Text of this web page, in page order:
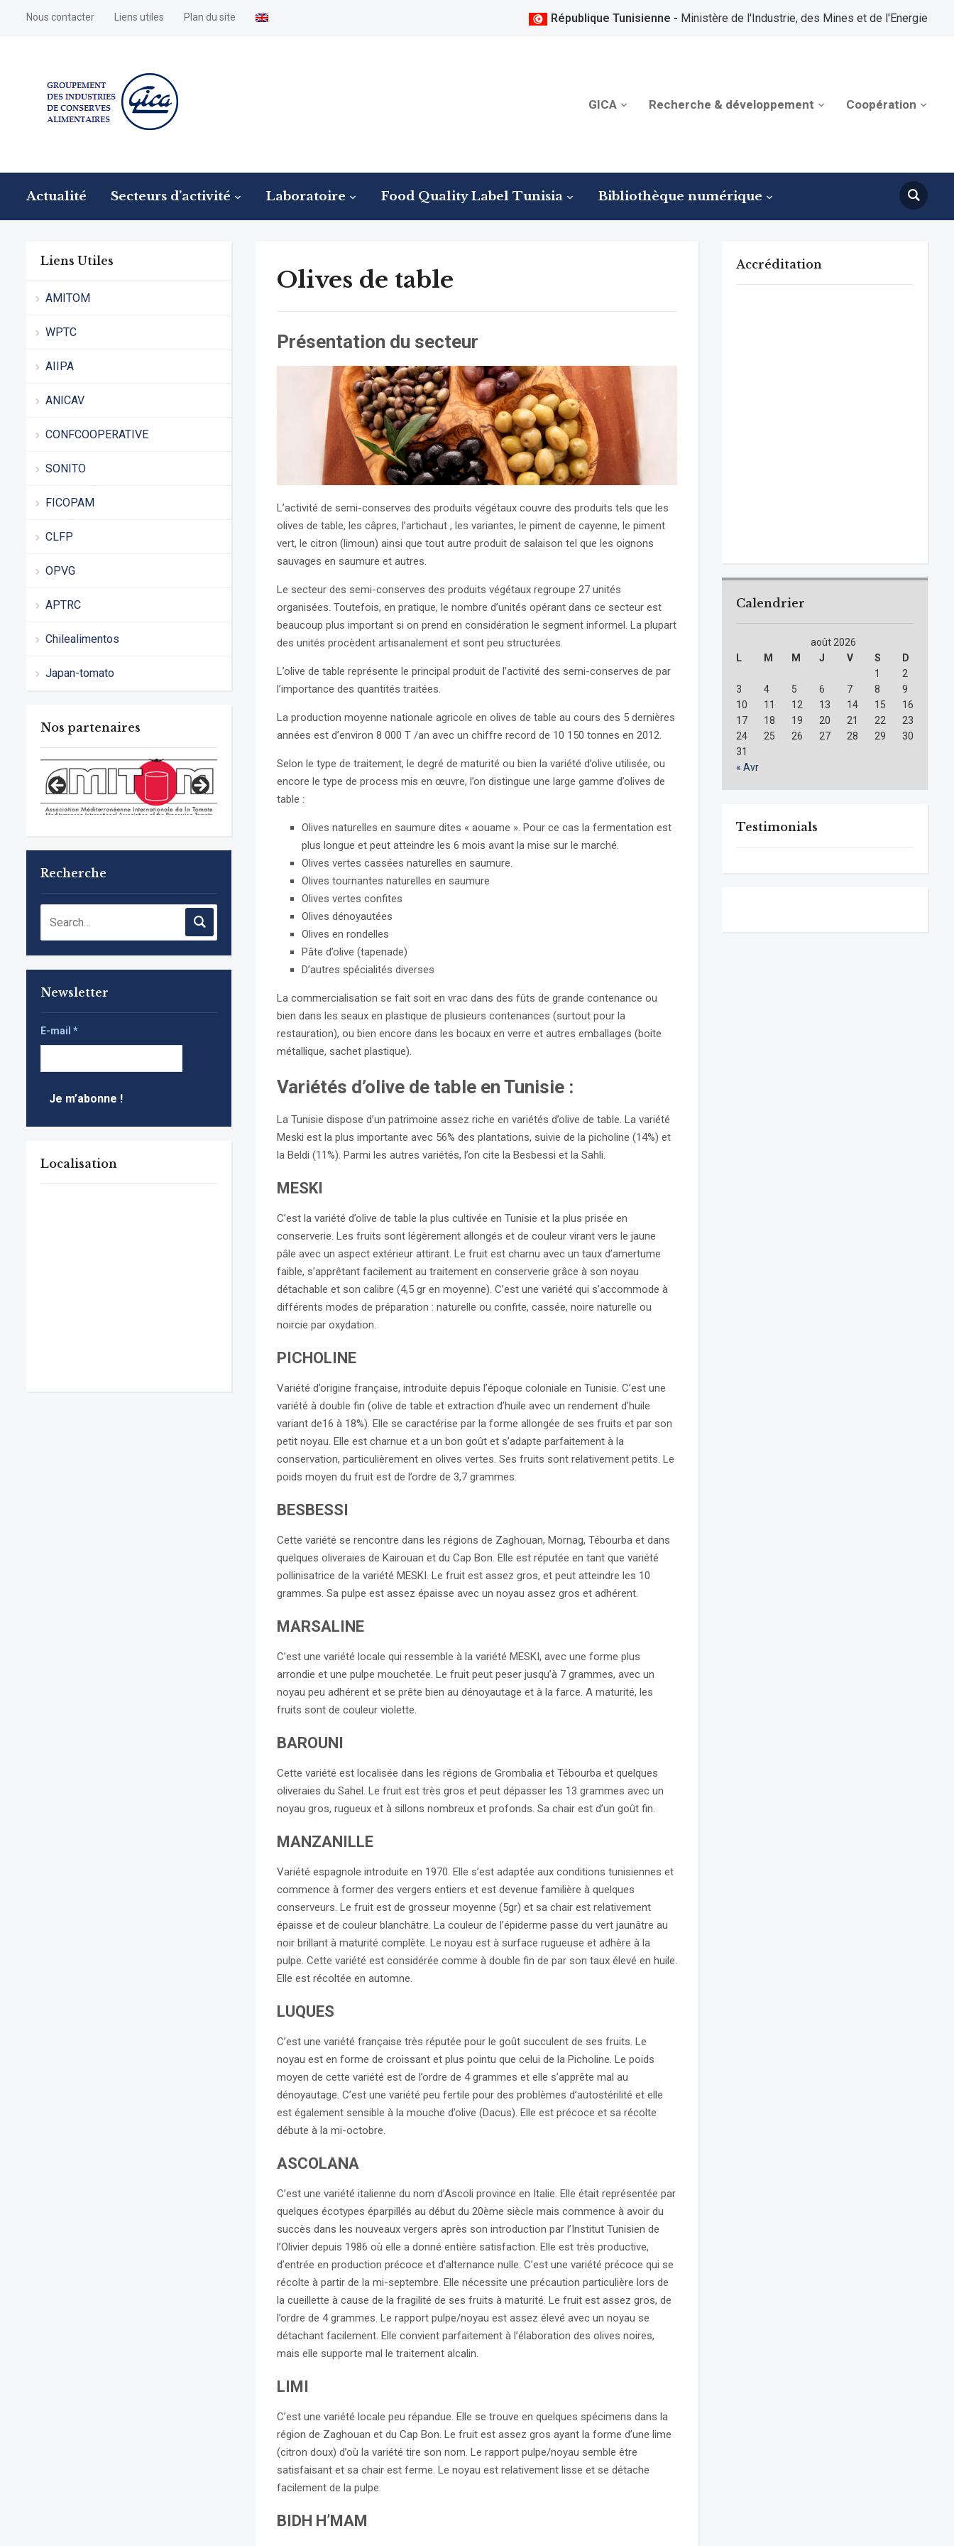
Nous contacter Liens utiles Plan du site République Tunisienne - Ministère de l'Industrie, des Mines et de l'Energie
GICA Recherche & développement Coopération
Actualité Secteurs d’activité Laboratoire Food Quality Label Tunisia Bibliothèque numérique
Liens Utiles
AMITOM
WPTC
AIIPA
ANICAV
CONFCOOPERATIVE
SONITO
FICOPAM
CLFP
OPVG
APTRC
Chilealimentos
Japan-tomato
Nos partenaires
Recherche
Newsletter
E-mail *
Localisation
Olives de table
Présentation du secteur
L’activité de semi-conserves des produits végétaux couvre des produits tels que les
olives de table, les câpres, l’artichaut , les variantes, le piment de cayenne, le piment
vert, le citron (limoun) ainsi que tout autre produit de salaison tel que les oignons
sauvages en saumure et autres.
Le secteur des semi-conserves des produits végétaux regroupe 27 unités
organisées. Toutefois, en pratique, le nombre d’unités opérant dans ce secteur est
beaucoup plus important si on prend en considération le segment informel. La plupart
des unités procèdent artisanalement et sont peu structurées.
L’olive de table représente le principal produit de l’activité des semi-conserves de par
l’importance des quantités traitées.
La production moyenne nationale agricole en olives de table au cours des 5 dernières
années est d’environ 8 000 T /an avec un chiffre record de 10 150 tonnes en 2012.
Selon le type de traitement, le degré de maturité ou bien la variété d’olive utilisée, ou
encore le type de process mis en œuvre, l’on distingue une large gamme d’olives de
table :
Olives naturelles en saumure dites « aouame ». Pour ce cas la fermentation est
plus longue et peut atteindre les 6 mois avant la mise sur le marché.
Olives vertes cassées naturelles en saumure.
Olives tournantes naturelles en saumure
Olives vertes confites
Olives dénoyautées
Olives en rondelles
Pâte d’olive (tapenade)
D’autres spécialités diverses
La commercialisation se fait soit en vrac dans des fûts de grande contenance ou
bien dans les seaux en plastique de plusieurs contenances (surtout pour la
restauration), ou bien encore dans les bocaux en verre et autres emballages (boite
métallique, sachet plastique).
Variétés d’olive de table en Tunisie :
La Tunisie dispose d’un patrimoine assez riche en variétés d’olive de table. La variété
Meski est la plus importante avec 56% des plantations, suivie de la picholine (14%) et
la Beldi (11%). Parmi les autres variétés, l’on cite la Besbessi et la Sahli.
MESKI
C’est la variété d’olive de table la plus cultivée en Tunisie et la plus prisée en
conserverie. Les fruits sont légèrement allongés et de couleur virant vers le jaune
pâle avec un aspect extérieur attirant. Le fruit est charnu avec un taux d’amertume
faible, s’apprêtant facilement au traitement en conserverie grâce à son noyau
détachable et son calibre (4,5 gr en moyenne). C’est une variété qui s’accommode à
différents modes de préparation : naturelle ou confite, cassée, noire naturelle ou
noircie par oxydation.
PICHOLINE
Variété d’origine française, introduite depuis l’époque coloniale en Tunisie. C’est une
variété à double fin (olive de table et extraction d’huile avec un rendement d’huile
variant de16 à 18%). Elle se caractérise par la forme allongée de ses fruits et par son
petit noyau. Elle est charnue et a un bon goût et s’adapte parfaitement à la
conservation, particulièrement en olives vertes. Ses fruits sont relativement petits. Le
poids moyen du fruit est de l’ordre de 3,7 grammes.
BESBESSI
Cette variété se rencontre dans les régions de Zaghouan, Mornag, Tébourba et dans
quelques oliveraies de Kairouan et du Cap Bon. Elle est réputée en tant que variété
pollinisatrice de la variété MESKI. Le fruit est assez gros, et peut atteindre les 10
grammes. Sa pulpe est assez épaisse avec un noyau assez gros et adhérent.
MARSALINE
C’est une variété locale qui ressemble à la variété MESKI, avec une forme plus
arrondie et une pulpe mouchetée. Le fruit peut peser jusqu’à 7 grammes, avec un
noyau peu adhérent et se prête bien au dénoyautage et à la farce. A maturité, les
fruits sont de couleur violette.
BAROUNI
Cette variété est localisée dans les régions de Grombalia et Tébourba et quelques
oliveraies du Sahel. Le fruit est très gros et peut dépasser les 13 grammes avec un
noyau gros, rugueux et à sillons nombreux et profonds. Sa chair est d’un goût fin.
MANZANILLE
Variété espagnole introduite en 1970. Elle s’est adaptée aux conditions tunisiennes et
commence à former des vergers entiers et est devenue familière à quelques
conserveurs. Le fruit est de grosseur moyenne (5gr) et sa chair est relativement
épaisse et de couleur blanchâtre. La couleur de l’épiderme passe du vert jaunâtre au
noir brillant à maturité complète. Le noyau est à surface rugueuse et adhère à la
pulpe. Cette variété est considérée comme à double fin de par son taux élevé en huile.
Elle est récoltée en automne.
LUQUES
C’est une variété française très réputée pour le goût succulent de ses fruits. Le
noyau est en forme de croissant et plus pointu que celui de la Picholine. Le poids
moyen de cette variété est de l’ordre de 4 grammes et elle s’apprête mal au
dénoyautage. C’est une variété peu fertile pour des problèmes d’autostérilité et elle
est également sensible à la mouche d’olive (Dacus). Elle est précoce et sa récolte
débute à la mi-octobre.
ASCOLANA
C’est une variété italienne du nom d’Ascoli province en Italie. Elle était représentée par
quelques écotypes éparpillés au début du 20ème siècle mais commence à avoir du
succès dans les nouveaux vergers après son introduction par l’Institut Tunisien de
l’Olivier depuis 1986 où elle a donné entière satisfaction. Elle est très productive,
d’entrée en production précoce et d’alternance nulle. C’est une variété précoce qui se
récolte à partir de la mi-septembre. Elle nécessite une précaution particulière lors de
la cueillette à cause de la fragilité de ses fruits à maturité. Le fruit est assez gros, de
l’ordre de 4 grammes. Le rapport pulpe/noyau est assez élevé avec un noyau se
détachant facilement. Elle convient parfaitement à l’élaboration des olives noires,
mais elle supporte mal le traitement alcalin.
LIMI
C’est une variété locale peu répandue. Elle se trouve en quelques spécimens dans la
région de Zaghouan et du Cap Bon. Le fruit est assez gros ayant la forme d’une lime
(citron doux) d’où la variété tire son nom. Le rapport pulpe/noyau semble être
satisfaisant et sa chair est ferme. Le noyau est relativement lisse et se détache
facilement de la pulpe.
BIDH H’MAM
Accréditation
Calendrier
août 2026
L
M M J V S
D
1
2
3
4 5 6 7 8
9
10
11 12 13 14 15
16
17
18 19 20 21 22
23
24
25 26 27 28 29
30
31
« Avr
Testimonials